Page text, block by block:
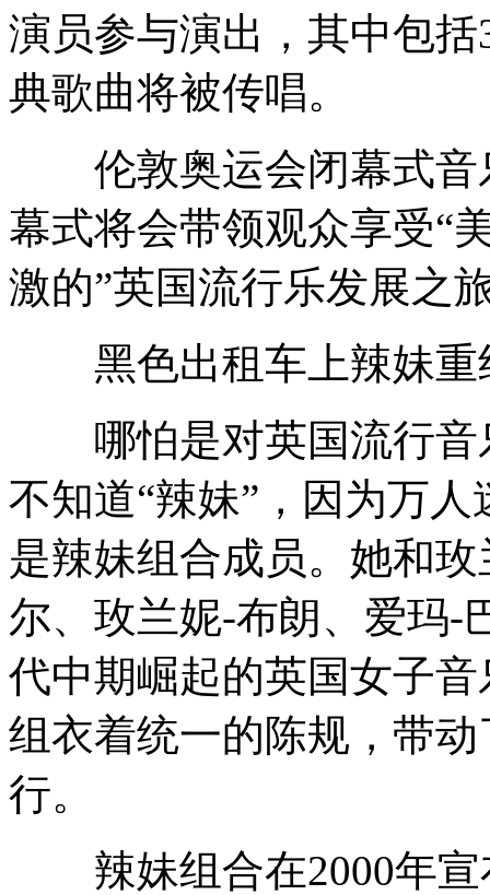
演员参与演出，其中包
典歌曲将被传唱。
伦敦奥运会闭幕式音
幕式将会带领观众享受“
激的”英国流行乐发展之
黑色出租车上辣妹重
哪怕是对英国流行音
不知道“辣妹”，因为万
是辣妹组合成员。她和
尔、玫兰妮-布朗、爱玛-
代中期崛起的英国女子
组衣着统一的陈规，带
行。
辣妹组合在2000年宣